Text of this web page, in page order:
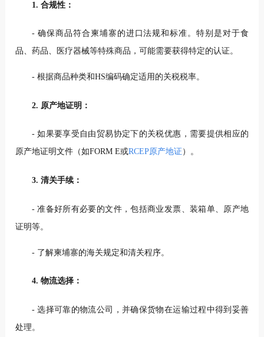
1. 合规性：
- 确保商品符合柬埔寨的进口法规和标准。特别是对于食
品、药品、医疗器械等特殊商品，可能需要获得特定的认证。
- 根据商品种类和HS编码确定适用的关税税率。
2. 原产地证明：
- 如果要享受自由贸易协定下的关税优惠，需要提供相应的
原产地证明文件（如FORM E或RCEP原产地证 ）。
3. 清关手续：
- 准备好所有必要的文件，包括商业发票、装箱单、原产地
证明等。
- 了解柬埔寨的海关规定和清关程序。
4. 物流选择：
- 选择可靠的物流公司，并确保货物在运输过程中得到妥善
处理。